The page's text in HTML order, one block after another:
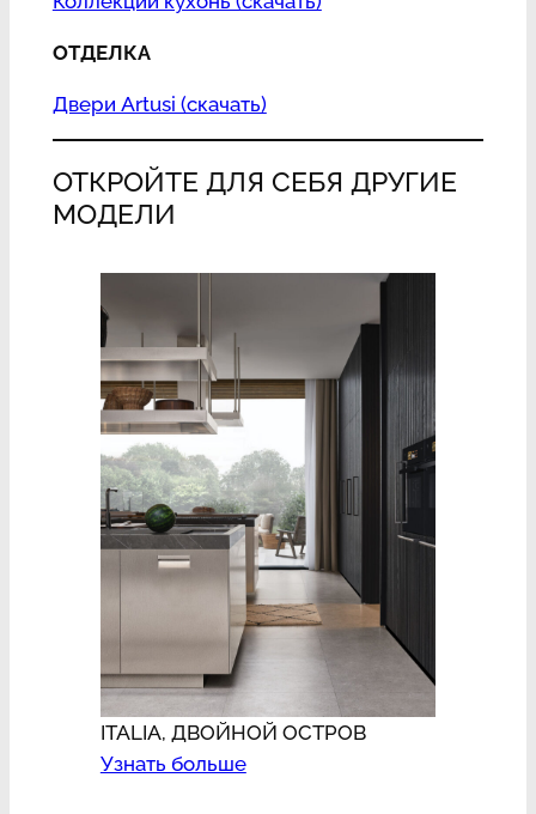
ОТДЕЛКА
Двери Artusi (скачать)
ОТКРОЙТЕ ДЛЯ СЕБЯ ДРУГИЕ
МОДЕЛИ
ITALIA, ДВОЙНОЙ ОСТРОВ
Узнать больше